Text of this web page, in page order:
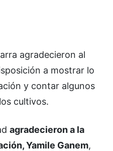
agradecieron al
a mostrar lo
y contar algunos
cultivos.
agradecieron a la
Yamile Ganem,